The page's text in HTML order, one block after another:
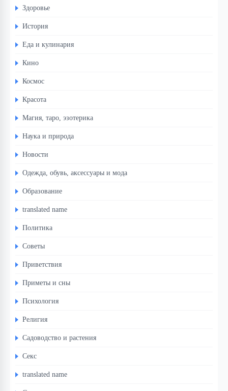
Здоровье
История
Еда и кулинария
Кино
Космос
Красота
Магия, таро, эзотерика
Наука и природа
Новости
Одежда, обувь, аксессуары и мода
Образование
translated name
Политика
Советы
Приветствия
Приметы и сны
Психология
Религия
Садоводство и растения
Секс
translated name